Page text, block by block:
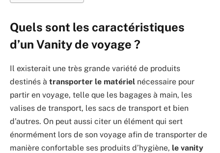
Quels sont les caractéristiques
d’un Vanity de voyage ?
Il existerait une très grande variété de produits
destinés à transporter le matériel nécessaire pour
partir en voyage, telle que les bagages à main, les
valises de transport, les sacs de transport et bien
d’autres. On peut aussi citer un élément qui sert
énormément lors de son voyage afin de transporter de
manière confortable ses produits d’hygiène, le vanity